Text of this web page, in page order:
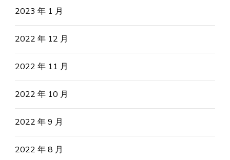
2023 年 1 月
2022 年 12 月
2022 年 11 月
2022 年 10 月
2022 年 9 月
2022 年 8 月